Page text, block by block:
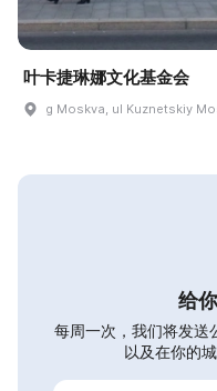
叶卡捷琳娜文化基金会
g Moskva, ul Kuznetskiy
给
每周一次，我们将发送
以及在你的